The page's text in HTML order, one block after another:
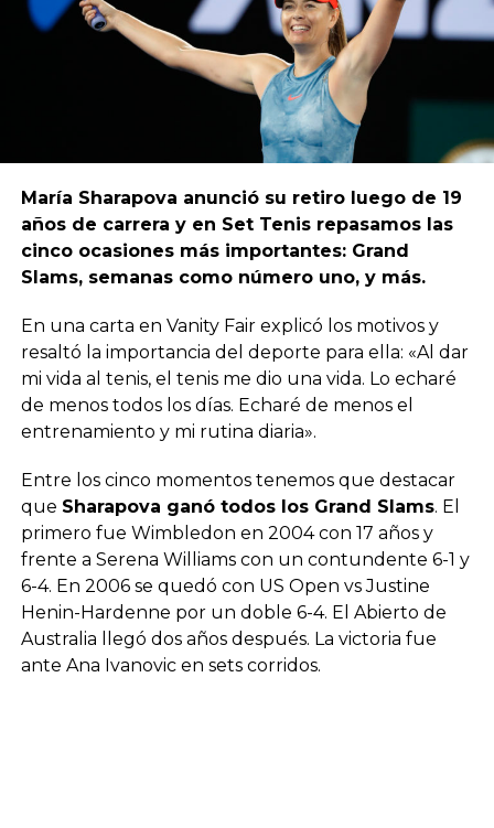
María Sharapova anunció su retiro luego de 19
años de carrera y en Set Tenis repasamos las
cinco ocasiones más importantes: Grand
Slams, semanas como número uno, y más.
En una carta en Vanity Fair explicó los motivos y
resaltó la importancia del deporte para ella: «Al dar
mi vida al tenis, el tenis me dio una vida. Lo echaré
de menos todos los días. Echaré de menos el
entrenamiento y mi rutina diaria».
Entre los cinco momentos tenemos que destacar
que Sharapova ganó todos los Grand Slams. El
primero fue Wimbledon en 2004 con 17 años y
frente a Serena Williams con un contundente 6-1 y
6-4. En 2006 se quedó con US Open vs Justine
Henin-Hardenne por un doble 6-4. El Abierto de
Australia llegó dos años después. La victoria fue
ante Ana Ivanovic en sets corridos.